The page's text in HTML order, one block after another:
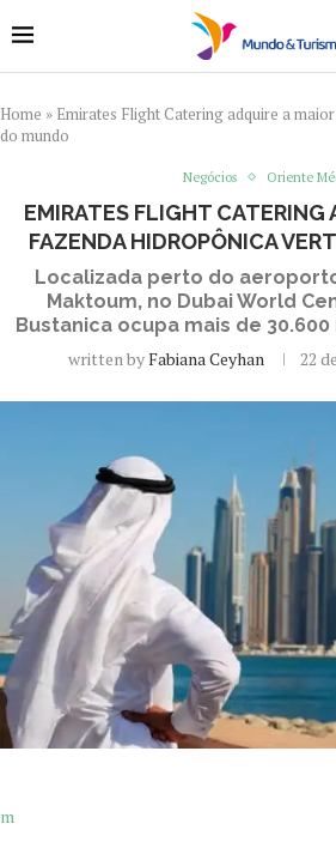
Home » Emirates Flight Catering adquire a
do mundo
Negócios Oriente
EMIRATES FLIGHT CATERING
FAZENDA HIDROPÔNICA
Localizada perto do
Maktoum, no Dubai World
Bustanica ocupa mais de
written byFabiana Ceyhan 22
m